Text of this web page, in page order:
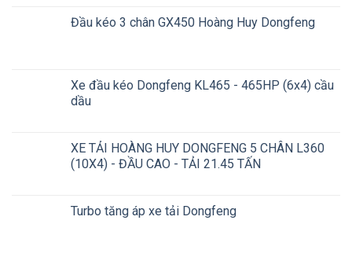
Đầu kéo 3 chân GX450 Hoàng Huy Dongfeng
Xe đầu kéo Dongfeng KL465 - 465HP (6x4) cầu
dầu
XE TẢI HOÀNG HUY DONGFENG 5 CHÂN L360
(10X4) - ĐẦU CAO - TẢI 21.45 TẤN
Turbo tăng áp xe tải Dongfeng